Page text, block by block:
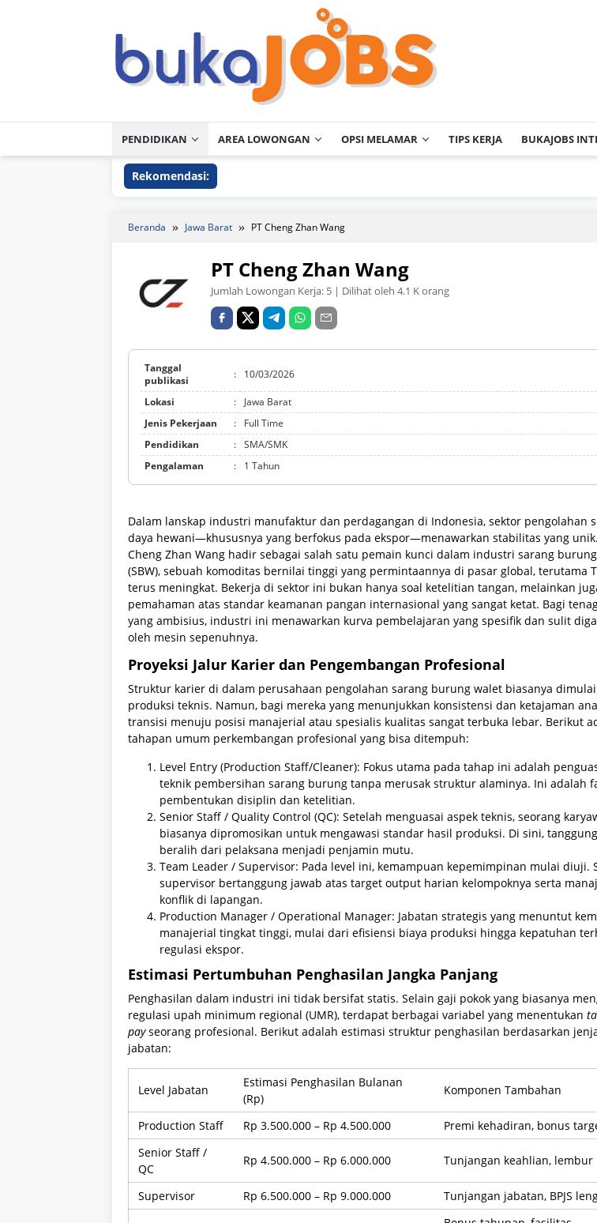
PENDIDIKAN AREA LOWONGAN OPSI MELAMAR TIPS KERJA BUKAJOBS
Rekomendasi:
Beranda Jawa Barat PT Cheng Zhan Wang
PT Cheng Zhan Wang
Jumlah Lowongan Kerja: 5 | Dilihat oleh 4.1 K orang
Tanggal
publikasi
: 10/03/2026
Lokasi :
Jawa Barat
Jenis Pekerjaan
:
Full Time
Pendidikan
: SMA/SMK
Pengalaman
: 1 Tahun
Dalam lanskap industri manufaktur dan perdagangan di Indonesia, sektor pengolahan
daya hewani—khususnya yang berfokus pada ekspor—menawarkan stabilitas yang
Cheng Zhan Wang hadir sebagai salah satu pemain kunci dalam industri sarang
(SBW), sebuah komoditas bernilai tinggi yang permintaannya di pasar global, terutama
terus meningkat. Bekerja di sektor ini bukan hanya soal ketelitian tangan, melainkan
pemahaman atas standar keamanan pangan internasional yang sangat ketat. Bagi
yang ambisius, industri ini menawarkan kurva pembelajaran yang spesifik dan sulit
oleh mesin sepenuhnya.
Proyeksi Jalur Karier dan Pengembangan Profesional
Struktur karier di dalam perusahaan pengolahan sarang burung walet biasanya
produksi teknis. Namun, bagi mereka yang menunjukkan konsistensi dan ketajaman
transisi menuju posisi manajerial atau spesialis kualitas sangat terbuka lebar. Berikut
tahapan umum perkembangan profesional yang bisa ditempuh:
Level Entry (Production Staff/Cleaner): Fokus utama pada tahap ini adalah
teknik pembersihan sarang burung tanpa merusak struktur alaminya. Ini adalah
pembentukan disiplin dan ketelitian.
Senior Staff / Quality Control (QC): Setelah menguasai aspek teknis, seorang
biasanya dipromosikan untuk mengawasi standar hasil produksi. Di sini,
beralih dari pelaksana menjadi penjamin mutu.
Team Leader / Supervisor: Pada level ini, kemampuan kepemimpinan mulai diuji.
supervisor bertanggung jawab atas target output harian kelompoknya serta
konflik di lapangan.
Production Manager / Operational Manager: Jabatan strategis yang menuntut
manajerial tingkat tinggi, mulai dari efisiensi biaya produksi hingga kepatuhan
regulasi ekspor.
Estimasi Pertumbuhan Penghasilan Jangka Panjang
Penghasilan dalam industri ini tidak bersifat statis. Selain gaji pokok yang biasanya
regulasi upah minimum regional (UMR), terdapat berbagai variabel yang menentukan
payseorang profesional. Berikut adalah estimasi struktur penghasilan berdasarkan
jabatan:
Level Jabatan
Estimasi Penghasilan Bulanan
(Rp)
Komponen Tambahan
Production Staff Rp 3.500.000 – Rp 4.500.000
Premi kehadiran, bonus
Senior Staff /
QC
Rp 4.500.000 – Rp 6.000.000 Tunjangan keahlian, lembur
Supervisor Rp 6.500.000 – Rp 9.000.000 Tunjangan jabatan, BPJS